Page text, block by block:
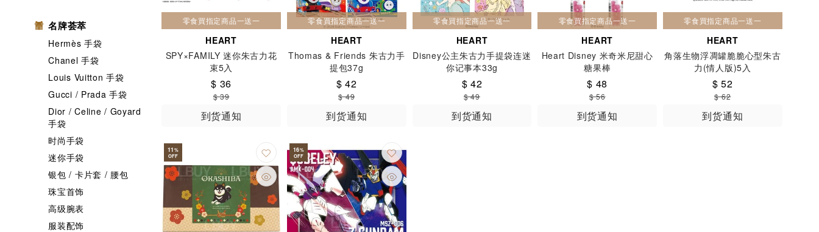
名牌荟萃
Hermès 手袋
Chanel 手袋
Louis Vuitton 手袋
Gucci / Prada 手袋
Dior / Celine / Goyard
手袋
时尚手袋
迷你手袋
银包 / 卡片套 / 腰包
珠宝首饰
高级腕表
服装配饰
TAKARATOMY Takaratomy A.R.T.S. Takuma TANSEIDO THE ARRAN
THE GLENDRONACH
TIROL TOKAJI TOKYO TULIP ROSE TOSCANA TROLLI
TV ASAHI
TWO MOONS
YAOKIN Yoku Moku YOSHIMI oh!
933北苑
ＦＵＪＩ ＳＵＮ ＳＵＩ
一榮食品 三幸制菓 上善如水 不二家
丸玉
乐天
伊藤製菓 北海道土產探險隊 北見鈴木製菓
南风堂
味觉糖
天惠
天王屋
奧之松 安曇野 宮田 富永 小宮山製果
山芳
山榮食品
春日井
昭和製菓 景田 月季冠 本高砂屋
森永
榮太樓總本鋪 水動樂 永井製菓
熊本
熊津 獭祭 玉泉 王老吉 瑜茶舍
知育果子
石屋制菓 神戶茶房 神戶風月堂
零食買指定商品一送一
HEART
SPY×FAMILY 迷你朱古力花
束5入
$ 36
$ 39
到货通知
零食買指定商品一送一
HEART
Thomas & Friends 朱古力手
提包37g
$ 42
$ 49
到货通知
零食買指定商品一送一
HEART
Disney公主朱古力手提袋连迷
你记事本33g
$ 42
$ 49
到货通知
零食買指定商品一送一
HEART
Heart Disney 米奇米尼甜心
糖果棒
$ 48
$ 56
到货通知
零食買指定商品一送一
HEART
角落生物浮凋罐脆脆心型朱古
力(情人版)5入
$ 52
$ 62
到货通知
11%
OFF
16%
OFF